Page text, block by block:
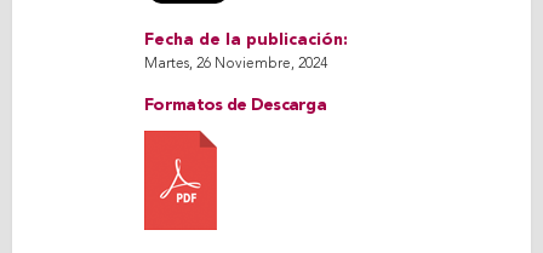
Fecha de la publicación:
Martes, 26 Noviembre, 2024
Formatos de Descarga